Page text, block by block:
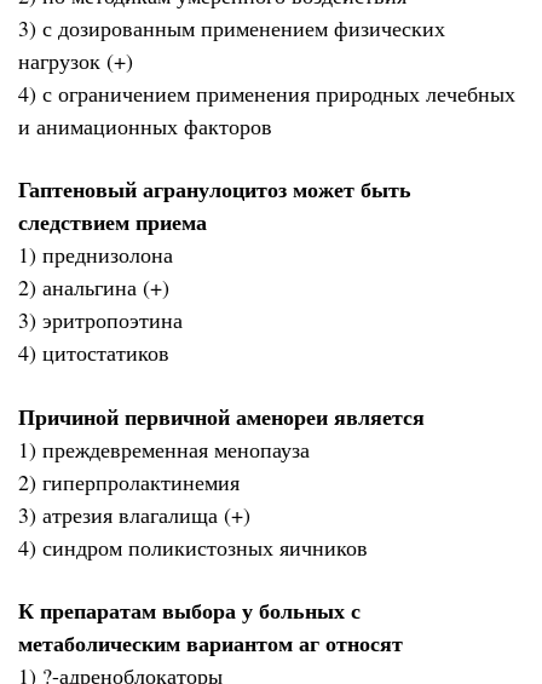
3) с дозированным применением физических
нагрузок (+)
4) с ограничением применения природных лечебных
и анимационных факторов
Гаптеновый агранулоцитоз может быть
следствием приема
1) преднизолона
2) анальгина (+)
3) эритропоэтина
4) цитостатиков
Причиной первичной аменореи является
1) преждевременная менопауза
2) гиперпролактинемия
3) атрезия влагалища (+)
4) синдром поликистозных яичников
К препаратам выбора у больных с
метаболическим вариантом аг относят
1) ?-адреноблокаторы